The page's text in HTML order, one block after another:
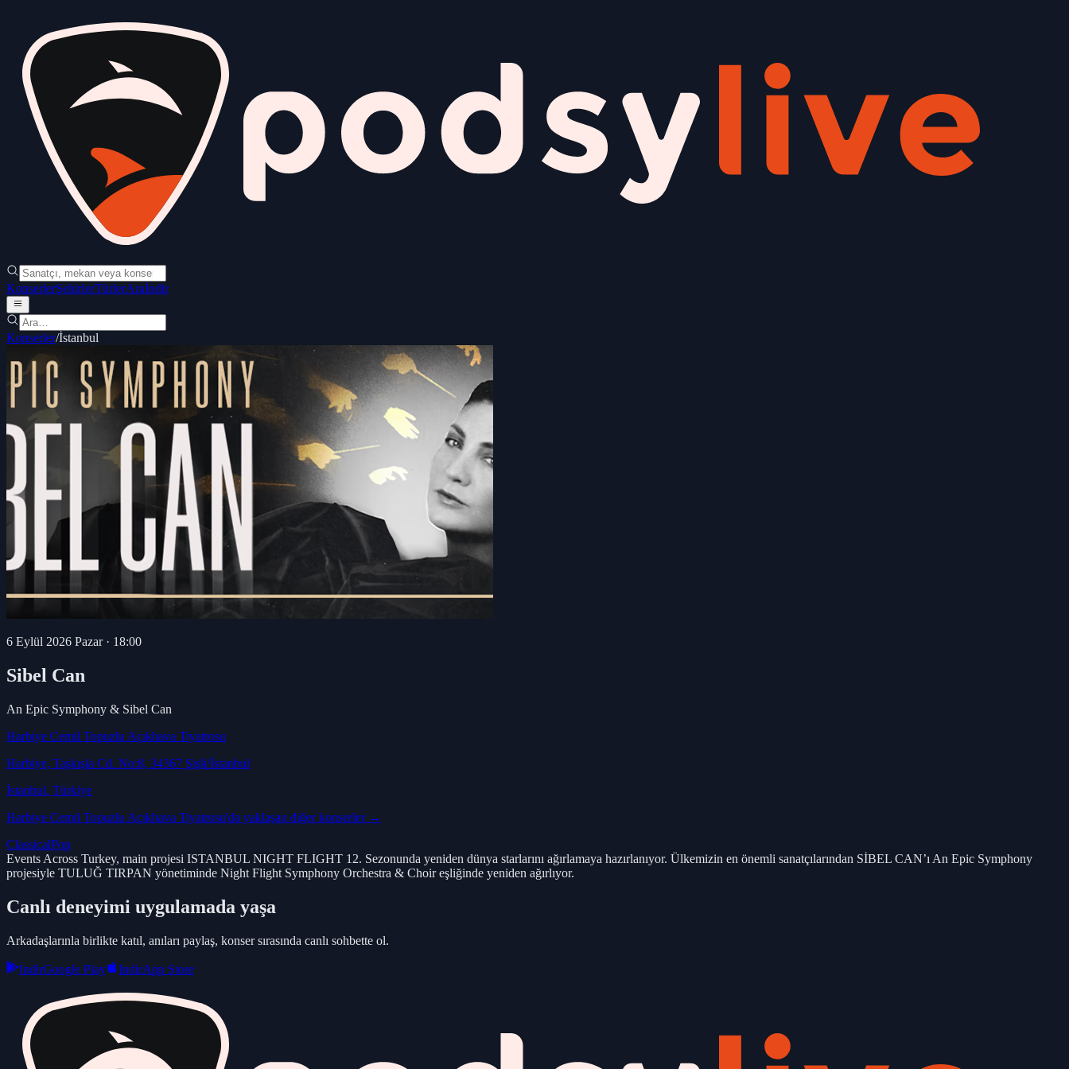
KonserlerŞehirlerTürlerAraİndir
Konserler/İstanbul
6 Eylül 2026 Pazar· 18:00
Sibel Can
An Epic Symphony & Sibel Can
Harbiye Cemil Topuzlu Açıkhava Tiyatrosu
Harbiye, Taşkışla Cd. No:8, 34367 Şişli/İstanbul
İstanbul, Türkiye
Harbiye Cemil Topuzlu Açıkhava Tiyatrosu'da yaklaşan diğer konserler →
ClassicalPop
Events Across Turkey, main projesi ISTANBUL NIGHT FLIGHT 12. Sezonunda yeniden dünya starlarını ağırlamaya hazırlanıyor. Ülkemizin en önemli sanatçılarından SİBEL CAN’ı An Epic Symphony
projesiyle TULUĞ TIRPAN yönetiminde Night Flight Symphony Orchestra & Choir eşliğinde yeniden ağırlıyor.
Canlı deneyimi uygulamada yaşa
Arkadaşlarınla birlikte katıl, anıları paylaş, konser sırasında canlı sohbette ol.
IndirGoogle Play IndirApp Store